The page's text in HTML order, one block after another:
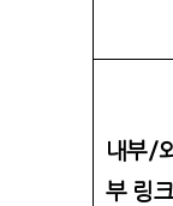
내부/
부 링